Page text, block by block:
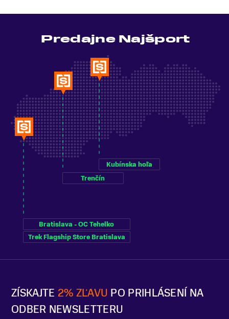
ZÍSKAJTE 2% ZĽAVU PO PRIHLÁSENÍ NA
ODBER NEWSLETTERU
Predajne Najšport
Bratislava - OC Tehelko
Trek Flagship Store Bratislava
Trenčín
Kubínska hoľa